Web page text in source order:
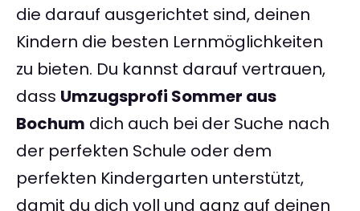
die darauf ausgerichtet sind, deinen
Kindern die besten Lernmöglichkeiten
zu bieten. Du kannst darauf vertrauen,
dass Umzugsprofi Sommer aus
Bochum dich auch bei der Suche nach
der perfekten Schule oder dem
perfekten Kindergarten unterstützt,
damit du dich voll und ganz auf deinen